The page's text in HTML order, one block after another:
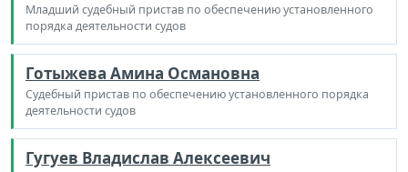
Младший судебный пристав по обеспечению установленного
порядка деятельности судов
Готыжева Амина Османовна
Судебный пристав по обеспечению установленного порядка
деятельности судов
Гугуев Владислав Алексеевич